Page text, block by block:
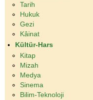
Tarih
Hukuk
Gezi
Kâinat
Kültür-Hars
Kitap
Mizah
Medya
Sinema
Bilim-Teknoloji